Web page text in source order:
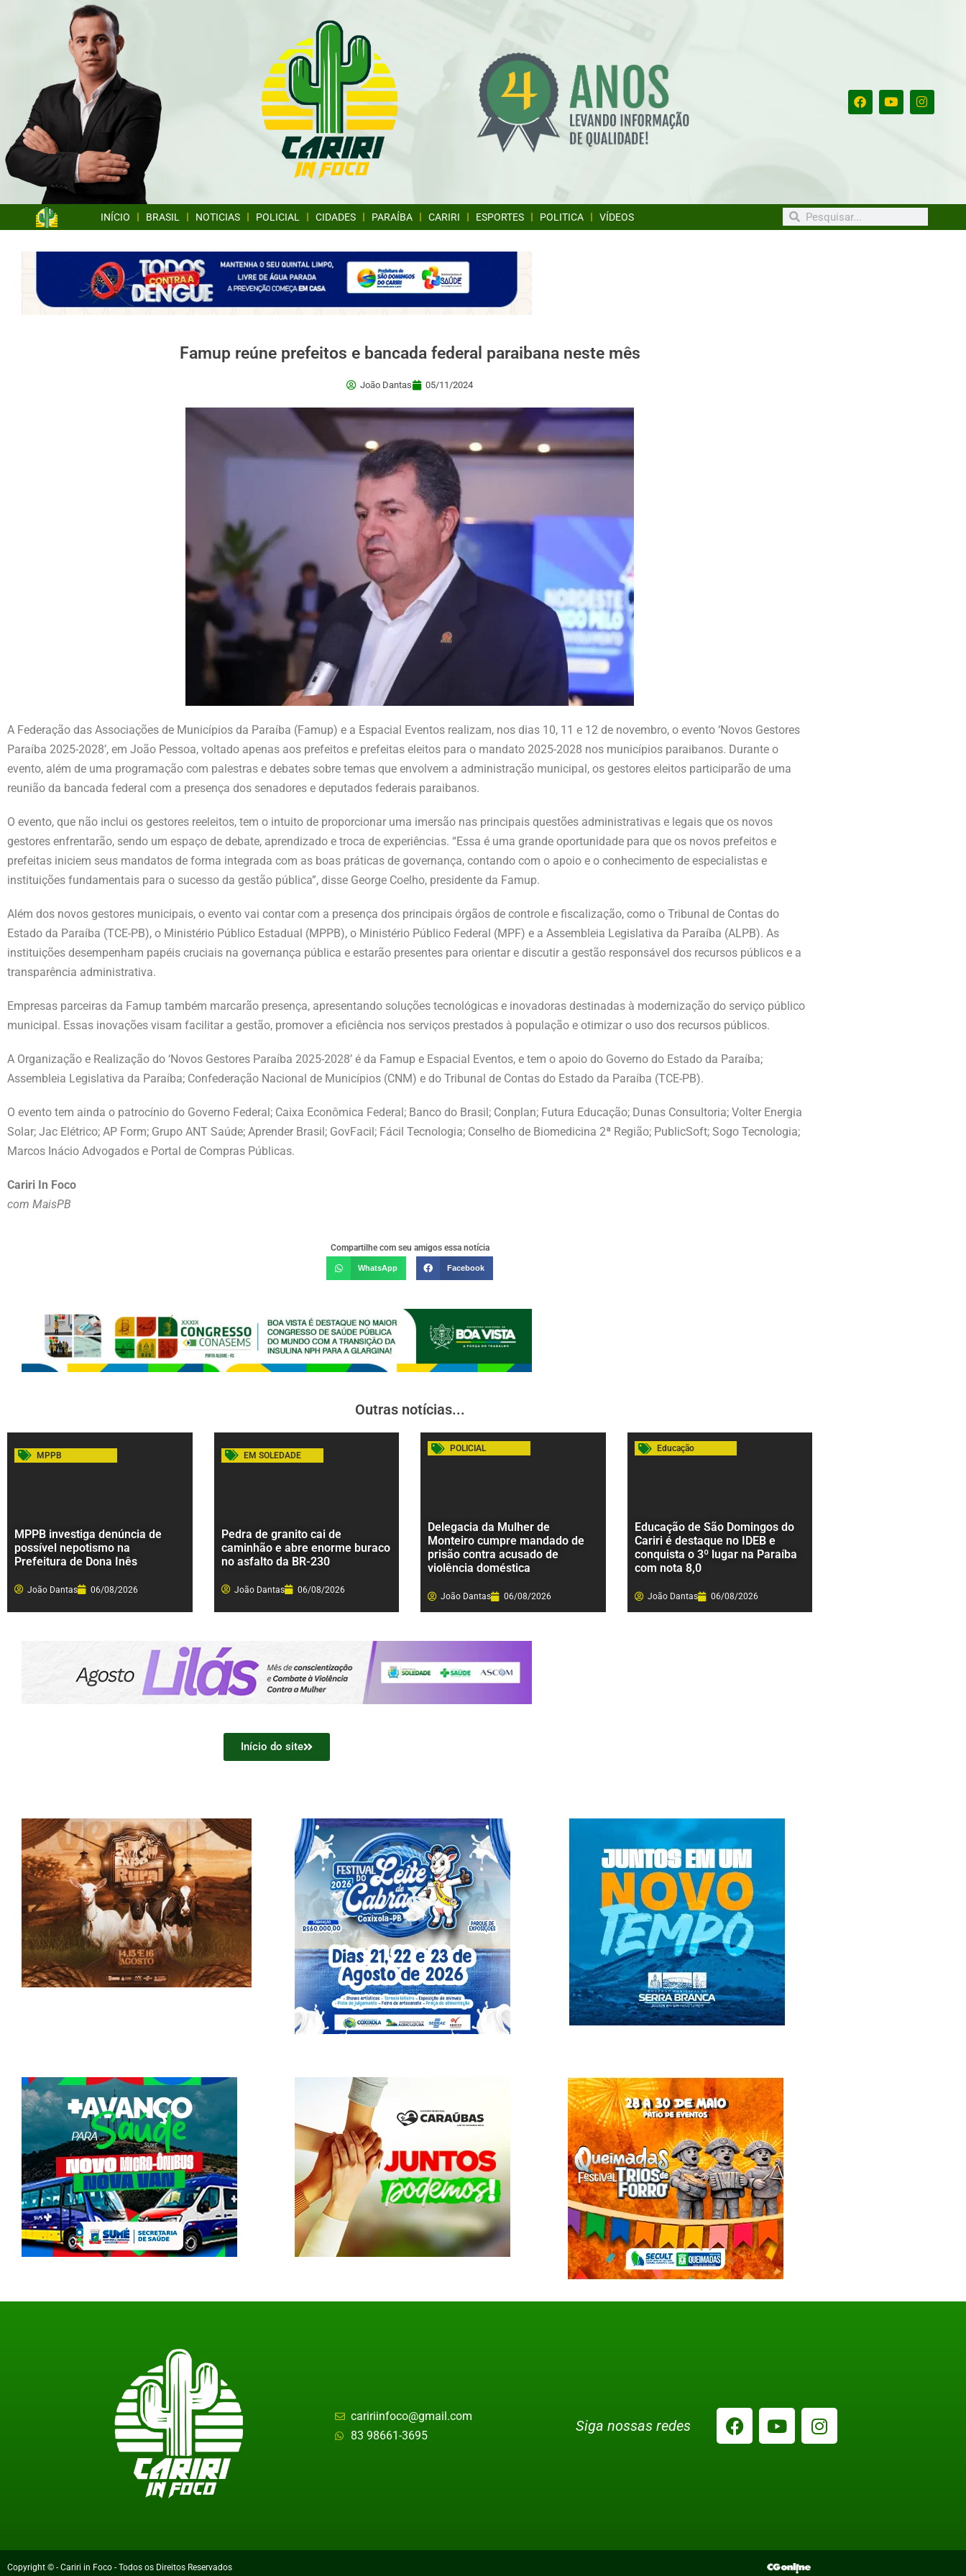
INÍCIO BRASIL NOTICIAS POLICIAL CIDADES PARAÍBA CARIRI ESPORTES POLITICA VÍDEOS
Famup reúne prefeitos e bancada federal paraibana neste mês
João Dantas 05/11/2024
A Federação das Associações de Municípios da Paraíba (Famup) e a Espacial Eventos realizam, nos dias 10, 11 e 12 de novembro, o evento ‘Novos Gestores
Paraíba 2025-2028’, em João Pessoa, voltado apenas aos prefeitos e prefeitas eleitos para o mandato 2025-2028 nos municípios paraibanos. Durante o
evento, além de uma programação com palestras e debates sobre temas que envolvem a administração municipal, os gestores eleitos participarão de uma
reunião da bancada federal com a presença dos senadores e deputados federais paraibanos.
O evento, que não inclui os gestores reeleitos, tem o intuito de proporcionar uma imersão nas principais questões administrativas e legais que os novos
gestores enfrentarão, sendo um espaço de debate, aprendizado e troca de experiências. “Essa é uma grande oportunidade para que os novos prefeitos e
prefeitas iniciem seus mandatos de forma integrada com as boas práticas de governança, contando com o apoio e o conhecimento de especialistas e
instituições fundamentais para o sucesso da gestão pública”, disse George Coelho, presidente da Famup.
Além dos novos gestores municipais, o evento vai contar com a presença dos principais órgãos de controle e fiscalização, como o Tribunal de Contas do
Estado da Paraíba (TCE-PB), o Ministério Público Estadual (MPPB), o Ministério Público Federal (MPF) e a Assembleia Legislativa da Paraíba (ALPB). As
instituições desempenham papéis cruciais na governança pública e estarão presentes para orientar e discutir a gestão responsável dos recursos públicos e a
transparência administrativa.
Empresas parceiras da Famup também marcarão presença, apresentando soluções tecnológicas e inovadoras destinadas à modernização do serviço público
municipal. Essas inovações visam facilitar a gestão, promover a eficiência nos serviços prestados à população e otimizar o uso dos recursos públicos.
A Organização e Realização do ‘Novos Gestores Paraíba 2025-2028’ é da Famup e Espacial Eventos, e tem o apoio do Governo do Estado da Paraíba;
Assembleia Legislativa da Paraíba; Confederação Nacional de Municípios (CNM) e do Tribunal de Contas do Estado da Paraíba (TCE-PB).
O evento tem ainda o patrocínio do Governo Federal; Caixa Econômica Federal; Banco do Brasil; Conplan; Futura Educação; Dunas Consultoria; Volter Energia
Solar; Jac Elétrico; AP Form; Grupo ANT Saúde; Aprender Brasil; GovFacil; Fácil Tecnologia; Conselho de Biomedicina 2ª Região; PublicSoft; Sogo Tecnologia;
Marcos Inácio Advogados e Portal de Compras Públicas.
Cariri In Foco
com MaisPB
Compartilhe com seu amigos essa notícia
WhatsApp Facebook
Outras notícias...
MPPB
MPPB investiga denúncia de
possível nepotismo na
Prefeitura de Dona Inês
João Dantas 06/08/2026
EM SOLEDADE
Pedra de granito cai de
caminhão e abre enorme buraco
no asfalto da BR-230
João Dantas 06/08/2026
POLICIAL
Delegacia da Mulher de
Monteiro cumpre mandado de
prisão contra acusado de
violência doméstica
João Dantas 06/08/2026
Educação
Educação de São Domingos do
Cariri é destaque no IDEB e
conquista o 3º lugar na Paraíba
com nota 8,0
João Dantas 06/08/2026
Início do site
caririinfoco@gmail.com
83 98661-3695
Siga nossas redes
Copyright © - Cariri in Foco - Todos os Direitos Reservados